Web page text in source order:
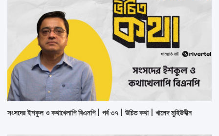
সংসদের ইশকুল ও কথাখেলাপি বিএনপি | পর্ব ৩৭ | উচিত কথা | খালেদ মুহিউদ্দীন